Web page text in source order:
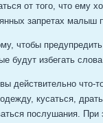
от того, что ему
запретах малыш
чтобы
будут избегать
действительно что-
кусаться,
послушания. При